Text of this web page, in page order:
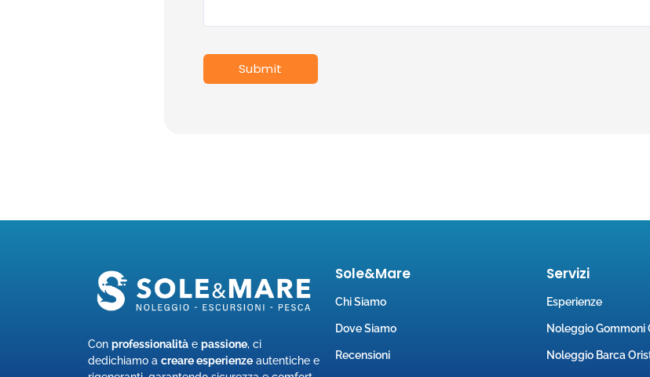
Con professionalità e passione, ci
dedichiamo a creare esperienze autentiche e
Sole&Mare
Chi Siamo
Dove Siamo
Recensioni
Servizi
Esperienze
Noleggio Gommoni
Noleggio Barca